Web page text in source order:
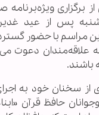
برگزاری
پس از عید
مراسم با حضور
علاقه‌مندان دعوت
باشند.
سخنان خود به
حافظ قرآن